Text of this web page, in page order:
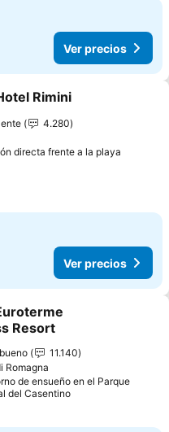
Ver precios
a favoritos
Rimini
4.280
directa frente a la playa
Ver precios
a favoritos
Resort
11.140
Romagna
de ensueño en el Parque
del Casentino